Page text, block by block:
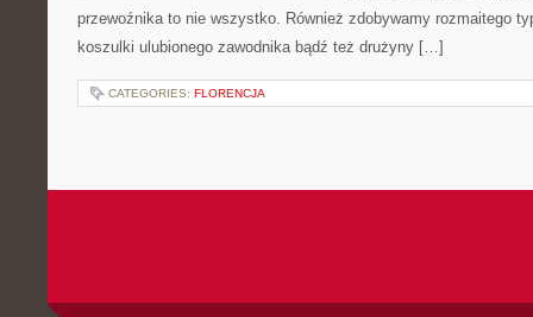
przewoźnika to nie wszystko. Również zdobywamy rozmaitego
koszulki ulubionego zawodnika bądź też drużyny […]
CATEGORIES: FLORENCJA